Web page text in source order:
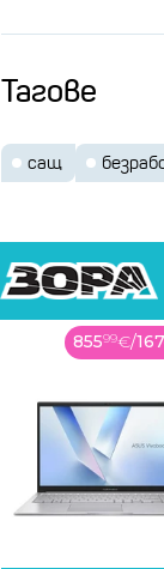
Тагове
сащ
85599€/